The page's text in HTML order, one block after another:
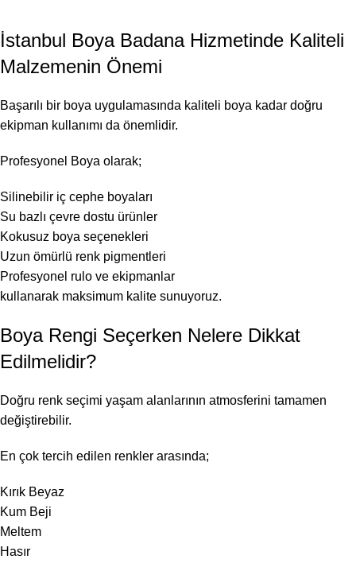
İstanbul Boya Badana Hizmetinde Kaliteli
Malzemenin Önemi
Başarılı bir boya uygulamasında kaliteli boya kadar doğru
ekipman kullanımı da önemlidir.
Profesyonel Boya olarak;
Silinebilir iç cephe boyaları
Su bazlı çevre dostu ürünler
Kokusuz boya seçenekleri
Uzun ömürlü renk pigmentleri
Profesyonel rulo ve ekipmanlar
kullanarak maksimum kalite sunuyoruz.
Boya Rengi Seçerken Nelere Dikkat
Edilmelidir?
Doğru renk seçimi yaşam alanlarının atmosferini tamamen
değiştirebilir.
En çok tercih edilen renkler arasında;
Kırık Beyaz
Kum Beji
Meltem
Hasır